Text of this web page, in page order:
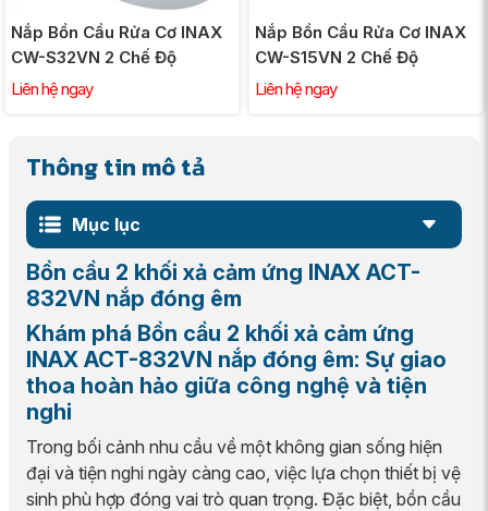
Nắp Bồn Cầu Rửa Cơ INAX
CW-S32VN 2 Chế Độ
Liên hệ ngay
Nắp Bồn Cầu Rửa Cơ INAX
CW-S15VN 2 Chế Độ
Liên hệ ngay
Thông tin mô tả
Mục lục
Bồn cầu 2 khối xả cảm ứng INAX ACT-
832VN nắp đóng êm
Khám phá Bồn cầu 2 khối xả cảm ứng
INAX ACT-832VN nắp đóng êm: Sự giao
thoa hoàn hảo giữa công nghệ và tiện
nghi
Trong bối cảnh nhu cầu về một không gian sống hiện
đại và tiện nghi ngày càng cao, việc lựa chọn thiết bị vệ
sinh phù hợp đóng vai trò quan trọng. Đặc biệt, bồn cầu